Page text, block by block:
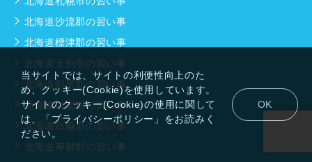
当サイトでは、サイトの利便性向上のた
め、クッキー(Cookie)を使用しています。
サイトのクッキー(Cookie)の使用に関して
は、「プライバシーポリシー」をお読みく
ださい。
OK
北海道沙流郡の習い事
北海道標津郡の習い事
北海道士別市の習い事
北海道斜里郡の習い事
北海道白老郡の習い事
北海道白糠郡の習い事
北海道寿都郡の習い事